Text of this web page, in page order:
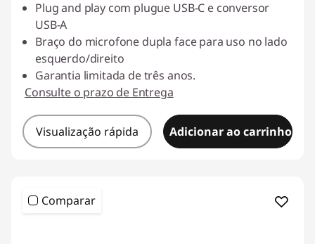
Plug and play com plugue USB-C e conversor
USB-A
Braço do microfone dupla face para uso no lado
esquerdo/direito
Garantia limitada de três anos.
Consulte o prazo de Entrega
Visualização rápida Adicionar ao carrinho
Comparar